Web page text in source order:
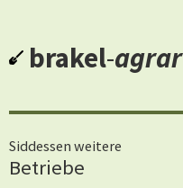
brakel-agrar
Siddessen weitere
Betriebe